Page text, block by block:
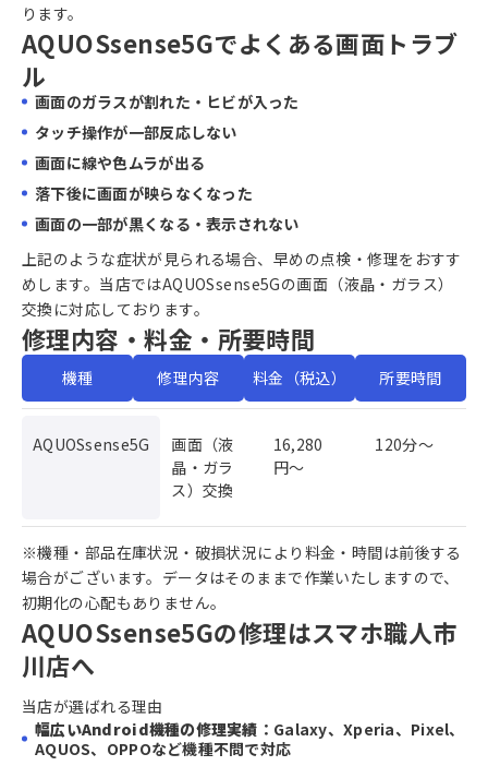
ります。
AQUOSsense5Gでよくある画面トラブ
ル
画面のガラスが割れた・ヒビが入った
タッチ操作が一部反応しない
画面に線や色ムラが出る
落下後に画面が映らなくなった
画面の一部が黒くなる・表示されない
上記のような症状が見られる場合、早めの点検・修理をおすす
めします。当店ではAQUOSsense5Gの画面（液晶・ガラス）
交換に対応しております。
修理内容・料金・所要時間
機種 修理内容 料金（税込） 所要時間
AQUOSsense5G
画面（液
晶・ガラ
ス）交換
16,280
円〜
120分〜
※機種・部品在庫状況・破損状況により料金・時間は前後する
場合がございます。データはそのままで作業いたしますので、
初期化の心配もありません。
AQUOSsense5Gの修理はスマホ職人市
川店へ
当店が選ばれる理由
幅広いAndroid機種の修理実績 ：Galaxy、Xperia、Pixel、
AQUOS、OPPOなど機種不問で対応